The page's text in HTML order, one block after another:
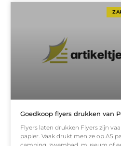
Goedkoop flyers drukken van
Flyers laten drukken Flyers zijn
papier. Vaak drukt men ze op A5